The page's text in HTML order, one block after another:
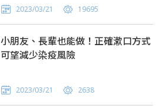
2023/03/21 19695
小朋友、長輩也能做！正確漱口方式
可望減少染疫風險
2023/03/21 2638